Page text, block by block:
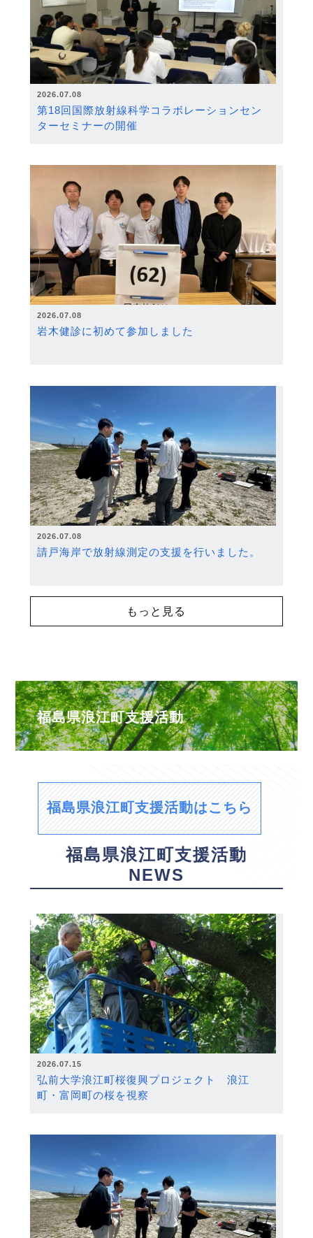
2026.07.08
第18回国際放射線科学コラボレーションセン
ターセミナーの開催
2026.07.08
岩木健診に初めて参加しました
2026.07.08
請戸海岸で放射線測定の支援を行いました。
もっと見る
福島県浪江町支援活動
福島県浪江町支援活動はこちら
福島県浪江町支援活動
NEWS
2026.07.15
弘前大学浪江町桜復興プロジェクト 浪江
町・富岡町の桜を視察